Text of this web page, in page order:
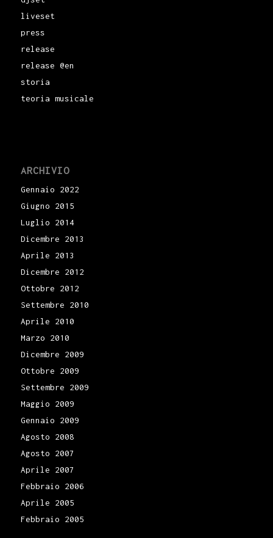
liveset
press
release
release @en
storia
teoria musicale
ARCHIVIO
Gennaio 2022
Giugno 2015
Luglio 2014
Dicembre 2013
Aprile 2013
Dicembre 2012
Ottobre 2012
Settembre 2010
Aprile 2010
Marzo 2010
Dicembre 2009
Ottobre 2009
Settembre 2009
Maggio 2009
Gennaio 2009
Agosto 2008
Agosto 2007
Aprile 2007
Febbraio 2006
Aprile 2005
Febbraio 2005